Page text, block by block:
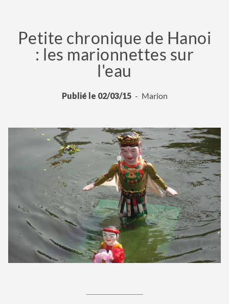
Petite chronique de Hanoi
: les marionnettes sur
l'eau
Publié le 02/03/15 Marion